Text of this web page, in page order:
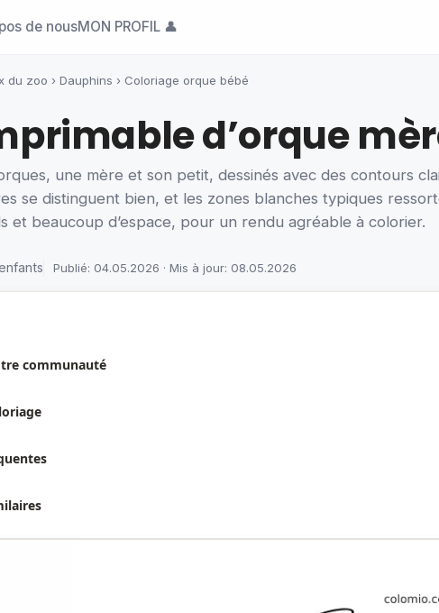
de nousMON PROFIL 👤
du zoo › Dauphins › Coloriage orque bébé
d’orque
une mère et son petit, dessinés avec des contours
se distinguent bien, et les zones blanches typiques
et beaucoup d’espace, pour un rendu agréable à colorier.
Publié: 04.05.2026 · Mis à jour: 08.05.2026
communauté